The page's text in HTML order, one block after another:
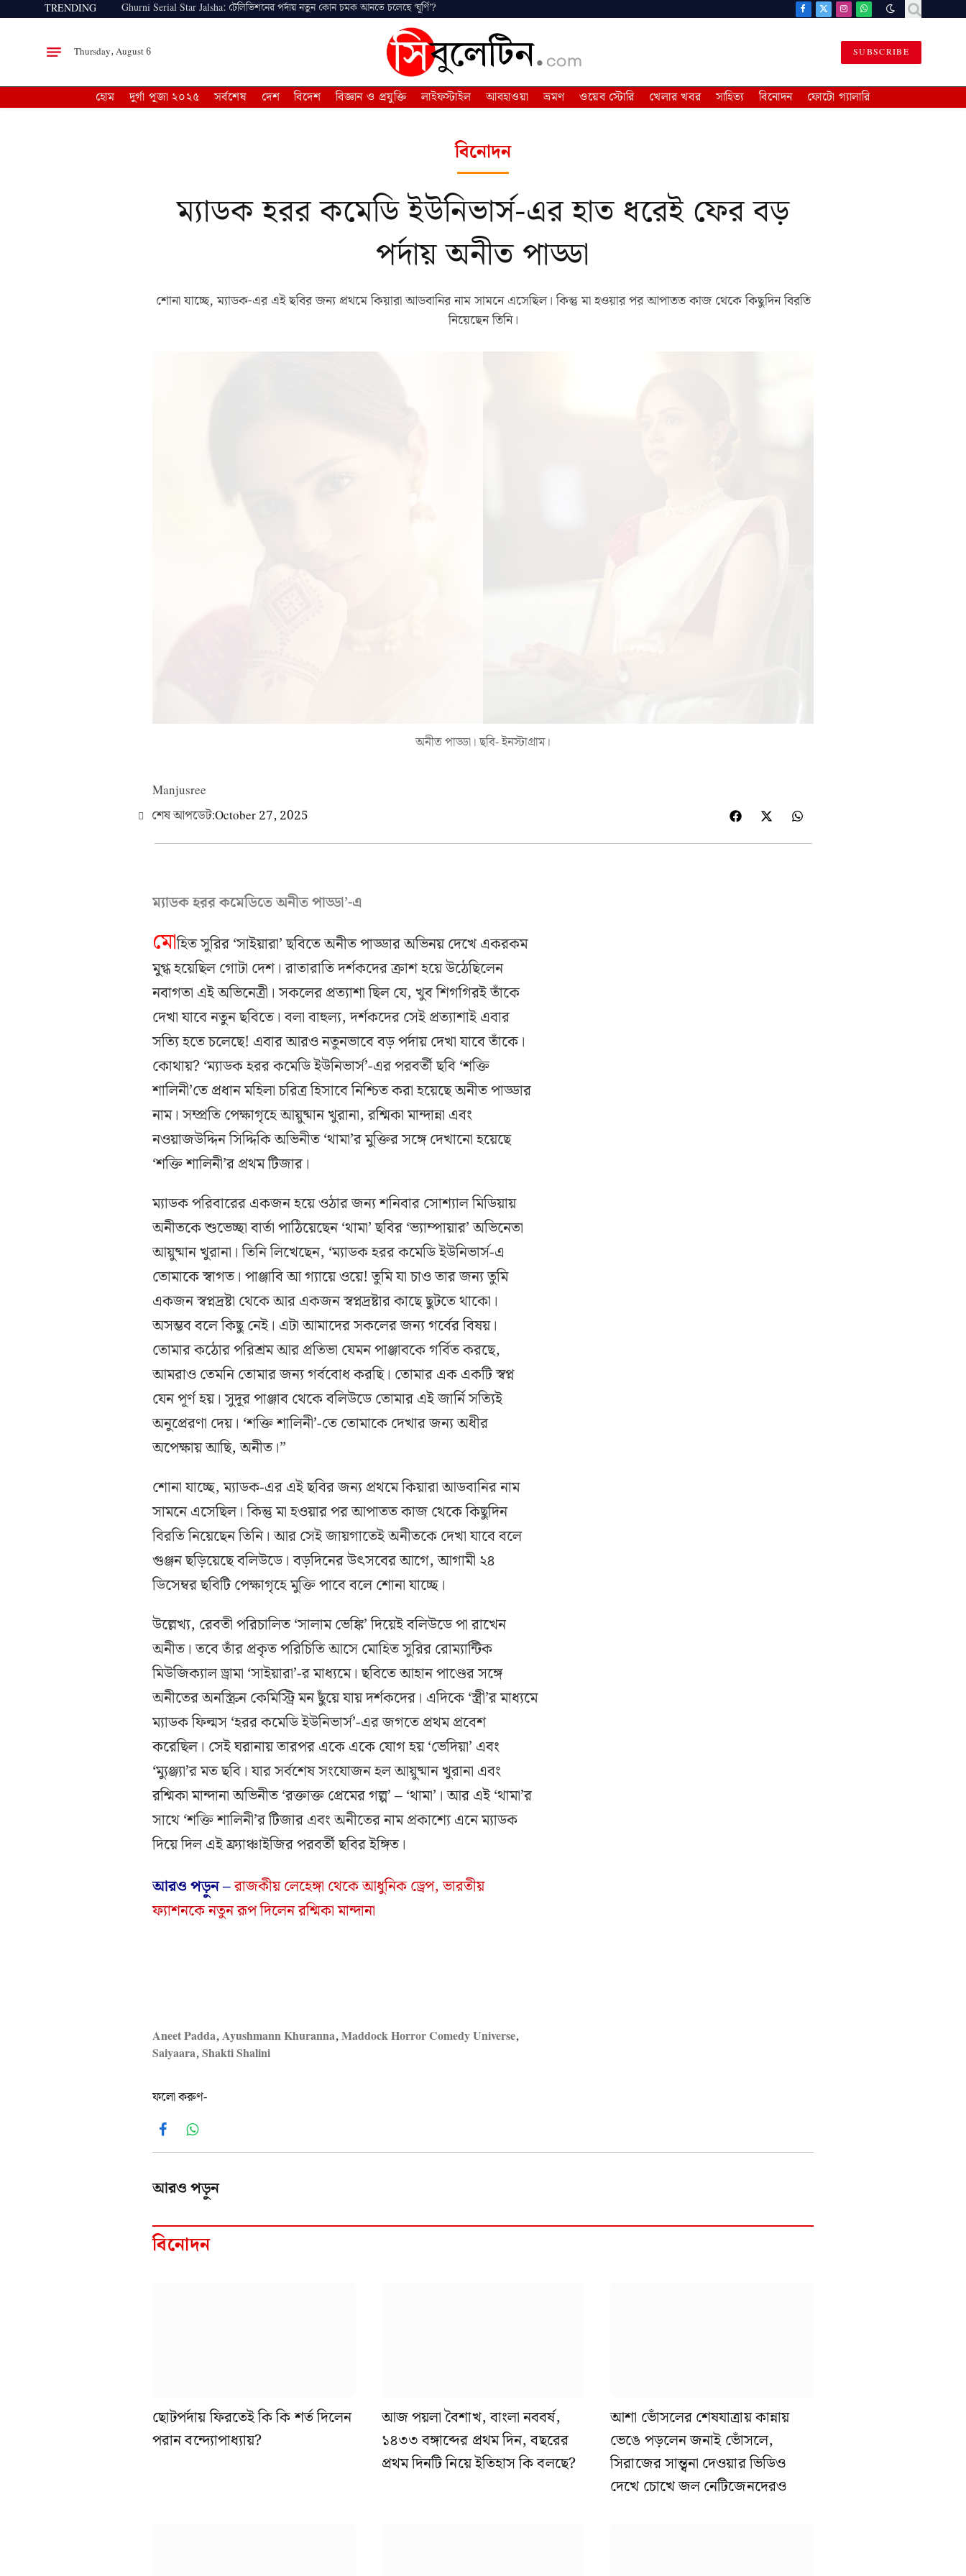
TRENDING Ghurni Serial Star Jalsha: টেলিভিশনের পর্দায় নতুন কোন চমক আনতে চলেছে ‘ঘূর্ণি’? Facebook
X
InstagramWhatsApp
Thursday, August 6 SUBSCRIBE
হোম দুর্গা পূজা ২০২৫ সর্বশেষ দেশ বিদেশ বিজ্ঞান ও প্রযুক্তি লাইফস্টাইল আবহাওয়া ভ্রমণ ওয়েব স্টোরি খেলার খবর সাহিত্য বিনোদন ফোটো গ্যালারি
বিনোদন
ম্যাডক হরর কমেডি ইউনিভার্স-এর হাত ধরেই ফের বড়
পর্দায় অনীত পাড্ডা
শোনা যাচ্ছে, ম্যাডক-এর এই ছবির জন্য প্রথমে কিয়ারা আডবানির নাম সামনে এসেছিল। কিন্তু মা হওয়ার পর আপাতত কাজ থেকে কিছুদিন বিরতি
নিয়েছেন তিনি।
অনীত পাড্ডা। ছবি- ইনস্টাগ্রাম।
Manjusree
শেষ আপডেট:October 27, 2025
ম্যাডক হরর কমেডিতে অনীত পাড্ডা’-এ
মোহিত সুরির ‘সাইয়ারা’ ছবিতে অনীত পাড্ডার অভিনয় দেখে একরকম
মুগ্ধ হয়েছিল গোটা দেশ। রাতারাতি দর্শকদের ক্রাশ হয়ে উঠেছিলেন
নবাগতা এই অভিনেত্রী। সকলের প্রত্যাশা ছিল যে, খুব শিগগিরই তাঁকে
দেখা যাবে নতুন ছবিতে। বলা বাহুল্য, দর্শকদের সেই প্রত্যাশাই এবার
সত্যি হতে চলেছে! এবার আরও নতুনভাবে বড় পর্দায় দেখা যাবে তাঁকে।
কোথায়? ‘ম্যাডক হরর কমেডি ইউনিভার্স’-এর পরবর্তী ছবি ‘শক্তি
শালিনী’তে প্রধান মহিলা চরিত্র হিসাবে নিশ্চিত করা হয়েছে অনীত পাড্ডার
নাম। সম্প্রতি পেক্ষাগৃহে আয়ুষ্মান খুরানা, রশ্মিকা মান্দান্না এবং
নওয়াজউদ্দিন সিদ্দিকি অভিনীত ‘থামা’র মুক্তির সঙ্গে দেখানো হয়েছে
‘শক্তি শালিনী’র প্রথম টিজার।
ম্যাডক পরিবারের একজন হয়ে ওঠার জন্য শনিবার সোশ্যাল মিডিয়ায়
অনীতকে শুভেচ্ছা বার্তা পাঠিয়েছেন ‘থামা’ ছবির ‘ভ্যাম্পায়ার’ অভিনেতা
আয়ুষ্মান খুরানা। তিনি লিখেছেন, ‘ম্যাডক হরর কমেডি ইউনিভার্স-এ
তোমাকে স্বাগত। পাঞ্জাবি আ গ্যায়ে ওয়ে! তুমি যা চাও তার জন্য তুমি
একজন স্বপ্নদ্রষ্টা থেকে আর একজন স্বপ্নদ্রষ্টার কাছে ছুটতে থাকো।
অসম্ভব বলে কিছু নেই। এটা আমাদের সকলের জন্য গর্বের বিষয়।
তোমার কঠোর পরিশ্রম আর প্রতিভা যেমন পাঞ্জাবকে গর্বিত করছে,
আমরাও তেমনি তোমার জন্য গর্ববোধ করছি। তোমার এক একটি স্বপ্ন
যেন পূর্ণ হয়। সুদূর পাঞ্জাব থেকে বলিউডে তোমার এই জার্নি সত্যিই
অনুপ্রেরণা দেয়। ‘শক্তি শালিনী’-তে তোমাকে দেখার জন্য অধীর
অপেক্ষায় আছি, অনীত।”
শোনা যাচ্ছে, ম্যাডক-এর এই ছবির জন্য প্রথমে কিয়ারা আডবানির নাম
সামনে এসেছিল। কিন্তু মা হওয়ার পর আপাতত কাজ থেকে কিছুদিন
বিরতি নিয়েছেন তিনি। আর সেই জায়গাতেই অনীতকে দেখা যাবে বলে
গুঞ্জন ছড়িয়েছে বলিউডে। বড়দিনের উৎসবের আগে, আগামী ২৪
ডিসেম্বর ছবিটি পেক্ষাগৃহে মুক্তি পাবে বলে শোনা যাচ্ছে।
উল্লেখ্য, রেবতী পরিচালিত ‘সালাম ভেঙ্কি’ দিয়েই বলিউডে পা রাখেন
অনীত। তবে তাঁর প্রকৃত পরিচিতি আসে মোহিত সুরির রোম্যান্টিক
মিউজিক্যাল ড্রামা ‘সাইয়ারা’-র মাধ্যমে। ছবিতে আহান পাণ্ডের সঙ্গে
অনীতের অনস্ক্রিন কেমিস্ট্রি মন ছুঁয়ে যায় দর্শকদের। এদিকে ‘স্ত্রী’র মাধ্যমে
ম্যাডক ফিল্মস ‘হরর কমেডি ইউনিভার্স’-এর জগতে প্রথম প্রবেশ
করেছিল। সেই ঘরানায় তারপর একে একে যোগ হয় ‘ভেদিয়া’ এবং
‘ম্যুঞ্জ্যা’র মত ছবি। যার সর্বশেষ সংযোজন হল আয়ুষ্মান খুরানা এবং
রশ্মিকা মান্দানা অভিনীত ‘রক্তাক্ত প্রেমের গল্প’ – ‘থামা’। আর এই ‘থামা’র
সাথে ‘শক্তি শালিনী’র টিজার এবং অনীতের নাম প্রকাশ্যে এনে ম্যাডক
দিয়ে দিল এই ফ্র্যাঞ্চাইজির পরবর্তী ছবির ইঙ্গিত।
আরও পড়ুন –রাজকীয় লেহেঙ্গা থেকে আধুনিক ড্রেপ, ভারতীয়
ফ্যাশনকে নতুন রূপ দিলেন রশ্মিকা মান্দানা
Aneet Padda,Ayushmann Khuranna,Maddock Horror Comedy Universe,
Saiyaara,Shakti Shalini
ফলো করুণ-
FacebookWhatsApp
আরও পড়ুন
বিনোদন
ছোটপর্দায় ফিরতেই কি কি শর্ত দিলেন
পরান বন্দ্যোপাধ্যায়?
আজ পয়লা বৈশাখ, বাংলা নববর্ষ,
১৪৩৩ বঙ্গাব্দের প্রথম দিন, বছরের
প্রথম দিনটি নিয়ে ইতিহাস কি বলছে?
আশা ভোঁসলের শেষযাত্রায় কান্নায়
ভেঙে পড়লেন জনাই ভোঁসলে,
সিরাজের সান্ত্বনা দেওয়ার ভিডিও
দেখে চোখে জল নেটিজেনদেরও